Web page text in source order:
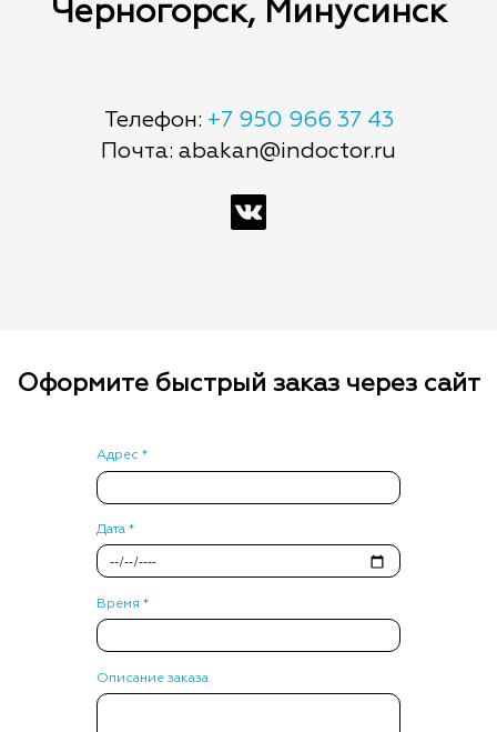
Черногорск, Минусинск
Телефон: +7 950 966 37 43
Почта: abakan@indoctor.ru
Оформите быстрый заказ через сайт
Адрес *
Дата *
Время *
Описание заказа